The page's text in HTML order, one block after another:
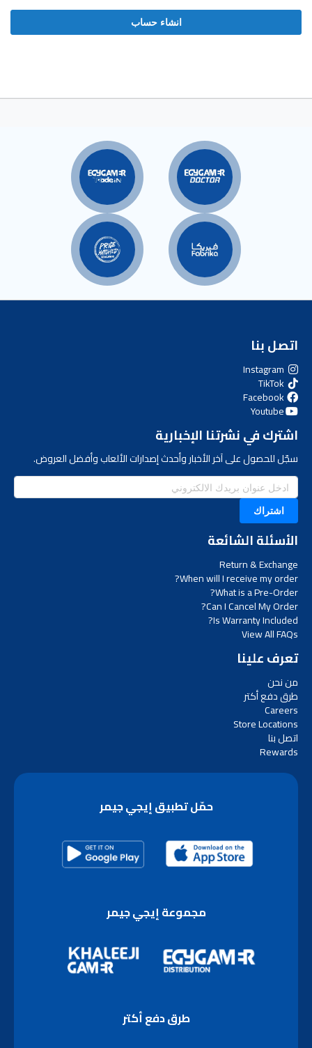
انشاء حساب
اتصل بنا
Instagram
TikTok
Facebook
Youtube
اشترك في نشرتنا الإخبارية
سجّل للحصول على آخر الأخبار وأحدث إصدارات الألعاب وأفضل العروض.
اشتراك
الأسئلة الشائعة
Return & Exchange
When will I receive my order?
What is a Pre-Order?
Can I Cancel My Order?
Is Warranty Included?
View All FAQs
تعرف علينا
من نحن
طرق دفع أكتر
Careers
Store Locations
اتصل بنا
Rewards
حمّل تطبيق إيجي جيمر
مجموعة إيجي جيمر
طرق دفع أكتر